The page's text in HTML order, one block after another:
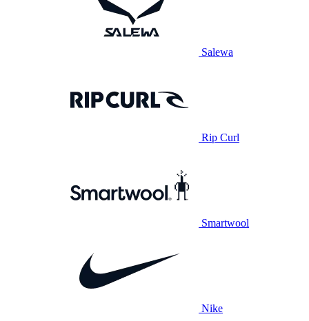
Salewa
Rip Curl
Smartwool
Nike